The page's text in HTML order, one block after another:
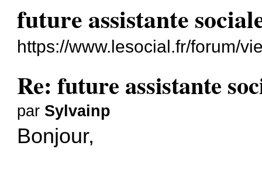
future assistante
https://www.lesocial.fr/forum/
Re: future assistante
par Sylvainp
Bonjour,